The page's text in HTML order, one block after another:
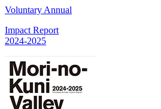
Voluntary Annual
Impact Report
2024-2025